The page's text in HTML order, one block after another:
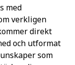
med
verkligen
direkt
och utformat
som